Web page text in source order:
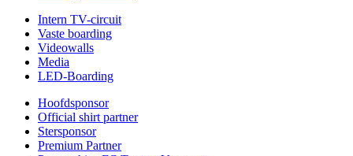
Intern TV-circuit
Vaste boarding
Videowalls
Media
LED-Boarding
Hoofdsponsor
Official shirt partner
Stersponsor
Premium Partner